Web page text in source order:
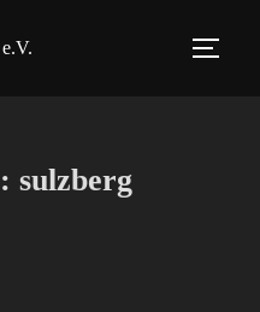
sulzberg